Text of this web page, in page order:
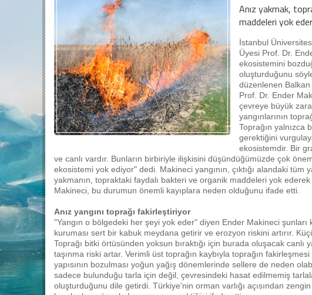
Anız yakmak,
maddeleri yok
İstanbul
Üyesi Prof. Dr.
ekosistemini
oluşturduğunu
düzenlenen
Prof. Dr. Ender
çevreye büyük
yangınlarının
Toprağın yalnızca
gerektiğini
ekosistemdir. Bir
ve canlı vardır. Bunların birbiriyle ilişkisini düşündüğümüzde çok
ekosistemi yok ediyor" dedi. Makineci yangının, çıktığı alandaki tüm
yakmanın, topraktaki faydalı bakteri ve organik maddeleri yok
Makineci, bu durumun önemli kayıplara neden olduğunu ifade etti.
Anız yangını toprağı fakirleştiriyor
"Yangın o bölgedeki her şeyi yok eder" diyen Ender Makineci şunları
kuruması sert bir kabuk meydana getirir ve erozyon riskini artırır.
Toprağı bitki örtüsünden yoksun bıraktığı için burada oluşacak
taşınma riski artar. Verimli üst toprağın kaybıyla toprağın
yapısının bozulması yoğun yağış dönemlerinde sellere de neden
sadece bulunduğu tarla için değil, çevresindeki hasat edilmemiş
oluşturduğunu dile getirdi. Türkiye'nin orman varlığı açısından